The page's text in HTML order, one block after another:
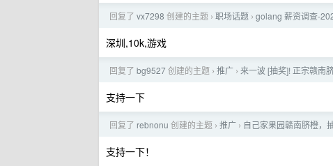
回复了 vx7298 创建的主题 › 职场话题 › golang 薪资调查-
深圳,10k,游戏
回复了 bg9527创建的主题 › 推广 › 来一波 [抽奖]! 正宗赣南
支持一下
回复了 rebnonu 创建的主题 › 推广 › 自己家果园赣南脐橙，
支持一下！